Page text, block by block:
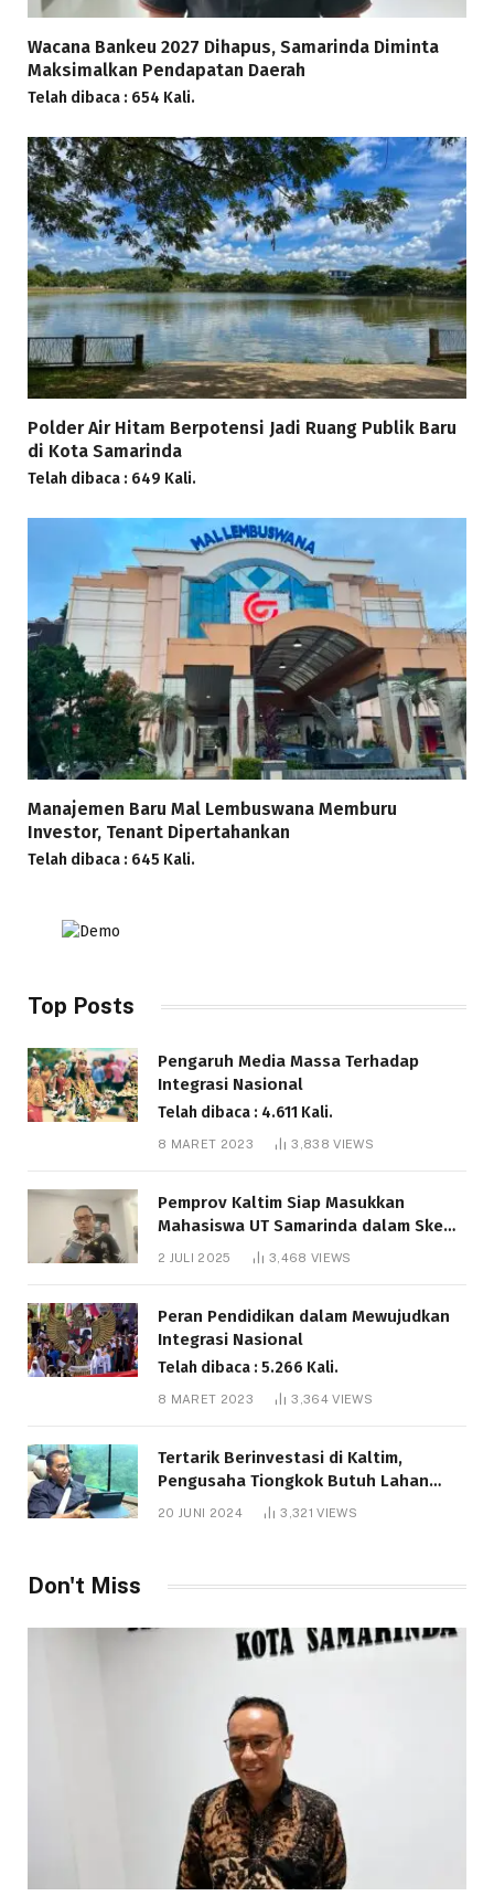
Wacana Bankeu 2027 Dihapus, Samarinda Diminta
Maksimalkan Pendapatan Daerah
Telah dibaca : 654 Kali.
Polder Air Hitam Berpotensi Jadi Ruang Publik Baru
di Kota Samarinda
Telah dibaca : 649 Kali.
Manajemen Baru Mal Lembuswana Memburu
Investor, Tenant Dipertahankan
Telah dibaca : 645 Kali.
Top Posts
Pengaruh Media Massa Terhadap
Integrasi Nasional
Telah dibaca : 4.611 Kali.
8 MARET 2023 3,838VIEWS
Pemprov Kaltim Siap Masukkan
Mahasiswa UT Samarinda dalam Skema
Bantuan Pendidikan Gratispol
2 JULI 2025 3,468 VIEWS
Peran Pendidikan dalam Mewujudkan
Integrasi Nasional
Telah dibaca : 5.266 Kali.
8 MARET 2023 3,364VIEWS
Tertarik Berinvestasi di Kaltim,
Pengusaha Tiongkok Butuh Lahan
1.000 Hektare
20 JUNI 2024 3,321VIEWS
Don't Miss